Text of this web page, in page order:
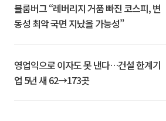
블룸버그 “레버리지 거품 빠진 코스피, 변
동성 최악 국면 지났을 가능성”
영업익으로 이자도 못 낸다…건설 한계기
업 5년 새 62→173곳